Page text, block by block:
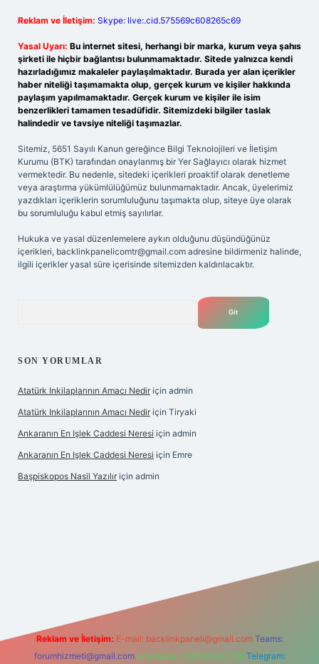
Reklam ve İletişim: Skype: live:.cid.575569c608265c69
Yasal Uyarı: Bu internet sitesi, herhangi bir marka, kurum veya şahıs
şirketi ile hiçbir bağlantısı bulunmamaktadır. Sitede yalnızca kendi
hazırladığımız makaleler paylaşılmaktadır. Burada yer alan içerikler
haber niteliği taşımamakta olup, gerçek kurum ve kişiler hakkında
paylaşım yapılmamaktadır. Gerçek kurum ve kişiler ile isim
benzerlikleri tamamen tesadüfidir. Sitemizdeki bilgiler taslak
halindedir ve tavsiye niteliği taşımazlar.
Sitemiz, 5651 Sayılı Kanun gereğince Bilgi Teknolojileri ve İletişim
Kurumu (BTK) tarafından onaylanmış bir Yer Sağlayıcı olarak hizmet
vermektedir. Bu nedenle, sitedeki içerikleri proaktif olarak denetleme
veya araştırma yükümlülüğümüz bulunmamaktadır. Ancak, üyelerimiz
yazdıkları içeriklerin sorumluluğunu taşımakta olup, siteye üye olarak
bu sorumluluğu kabul etmiş sayılırlar.
Hukuka ve yasal düzenlemelere aykırı olduğunu düşündüğünüz
içerikleri, backlinkpanelicomtr@gmail.com adresine bildirmeniz halinde,
ilgili içerikler yasal süre içerisinde sitemizden kaldırılacaktır.
SON YORUMLAR
Atatürk Inkilaplarının Amacı Nedir için admin
Atatürk Inkilaplarının Amacı Nedir için Tiryaki
Ankaranın En Işlek Caddesi Neresi için admin
Ankaranın En Işlek Caddesi Neresi için Emre
Başpiskopos Nasil Yazılır için admin
Reklam ve İletişim: E-mail: backlinkpaneli@gmail.com Teams:
forumhizmeti@gmail.com Whatsapp: 0262 606 0 726 Telegram: